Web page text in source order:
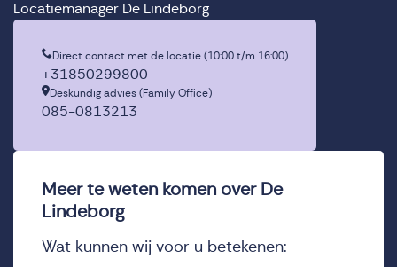
Locatiemanager De Lindeborg
Direct contact met de locatie (10:00 t/m 16:00)
+31850299800
Deskundig advies (Family Office)
085-0813213
Meer te weten komen over De
Lindeborg
Wat kunnen wij voor u betekenen: